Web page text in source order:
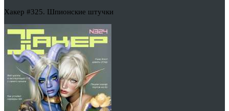
Хакер #325. Шпионские штучки